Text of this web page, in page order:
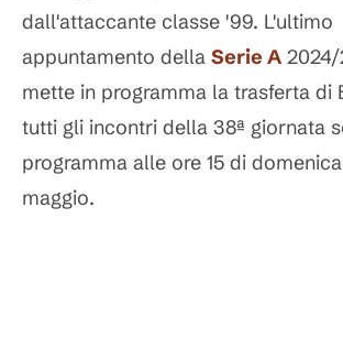
dall'attaccante classe '99. L'ultimo
appuntamento della Serie A
mette in programma la trasferta di
tutti gli incontri della 38ª giornata
programma alle ore 15 di
maggio.